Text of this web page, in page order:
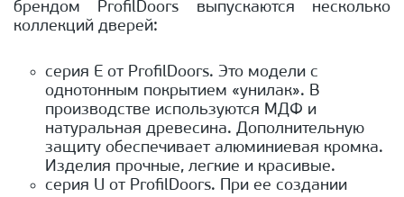
брендом ProfilDoors выпускаются несколько
коллекций дверей:
серия Е от ProfilDoors. Это модели с
однотонным покрытием «унилак». В
производстве используются МДФ и
натуральная древесина. Дополнительную
защиту обеспечивает алюминиевая кромка.
Изделия прочные, легкие и красивые.
серия U от ProfilDoors. При ее создании